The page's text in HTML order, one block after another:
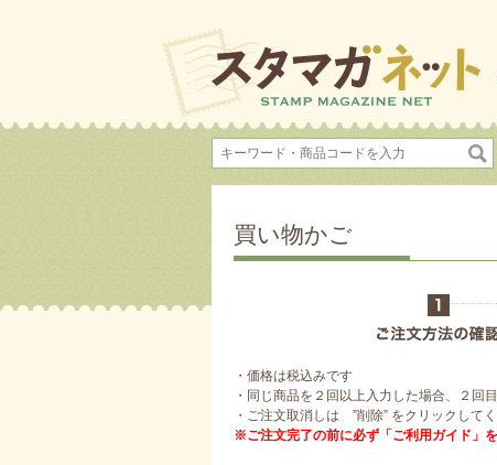
買い物かご
・価格は税込みです
・同じ商品を２回以上入力した場合、２回
・ご注文取消しは ”削除” をクリックしてく
※ご注文完了の前に必ず「ご利用ガイド」を